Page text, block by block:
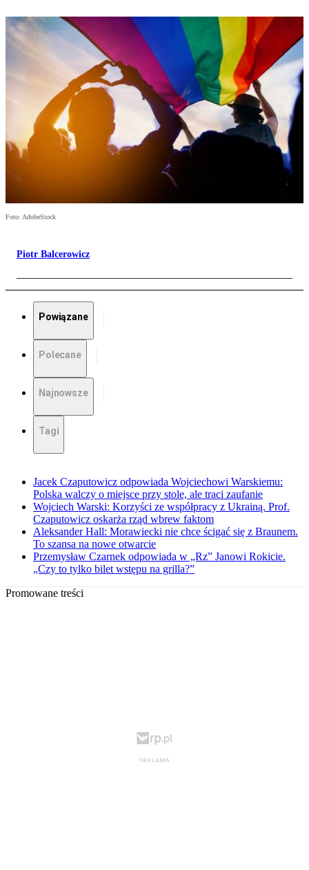
Foto: AdobeStock
Piotr Balcerowicz
Powiązane
Polecane
Najnowsze
Tagi
Jacek Czaputowicz odpowiada Wojciechowi Warskiemu:
Polska walczy o miejsce przy stole, ale traci zaufanie
Wojciech Warski: Korzyści ze współpracy z Ukrainą. Prof.
Czaputowicz oskarża rząd wbrew faktom
Aleksander Hall: Morawiecki nie chce ścigać się z Braunem.
To szansa na nowe otwarcie
Przemysław Czarnek odpowiada w „Rz” Janowi Rokicie.
„Czy to tylko bilet wstępu na grilla?”
Promowane treści